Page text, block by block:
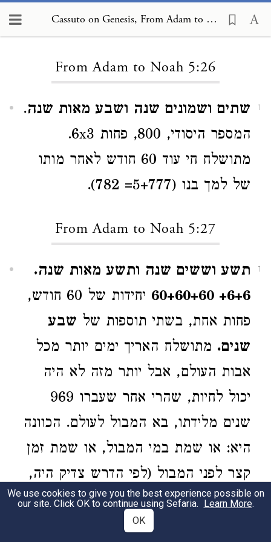
Cassuto on Genesis, From Adam to Noah 5:26
From Adam to Noah 5:26
1 שתים ושמונים שנה ושבע מאות שנה.
המספר היסודי, 800, פחות 6x3.
מתושלח חי עוד 60 חודש לאחר מותו
של למך בנו (5+777= 782).
From Adam to Noah 5:27
1
תשע וששים שנה ותשע מאות שנה.
6+6+ 60+60+60
יחידות של 60 חודש,
פחות אחת, בשתי תוספות של שבע
שנים. מתושלח האריך ימים יותר מכל
אבות העולם, אבל יותר מזה לא היה
יכול לחיות, שהרי אחר שעברו 969
שנים מלידתו, בא המבול לעולם. הכוונה
היא: או שמת במי המבול, או שמת זמן
קצר לפני המבול (לפי הדרש צדיק היה,
ומפני זה האריך ימים כל כך, ומת ימים
אחדים לפני המבול, על שם מלפני הרעה
We use cookies to give you the best experience possible on
our site. Click OK to continue using Sefaria. Learn More.
OK